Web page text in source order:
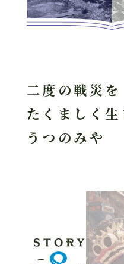
二度の戦災を
たくましく
うつのみや